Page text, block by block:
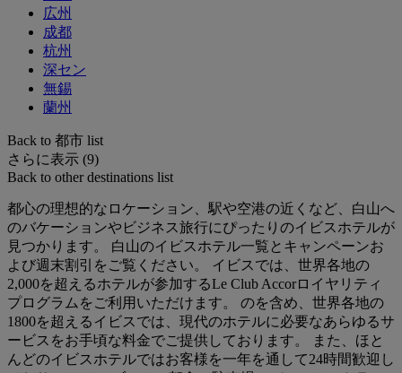
広州
成都
杭州
深セン
無錫
蘭州
Back to 都市 list
さらに表示 (9)
Back to other destinations list
都心の理想的なロケーション、駅や空港の近くなど、白山へ
のバケーションやビジネス旅行にぴったりのイビスホテルが
見つかります。 白山のイビスホテル一覧とキャンペーンお
よび週末割引をご覧ください。 イビスでは、世界各地の
2,000を超えるホテルが参加するLe Club Accorロイヤリティ
プログラムをご利用いただけます。 のを含め、世界各地の
1800を超えるイビスでは、現代のホテルに必要なあらゆるサ
ービスをお手頃な料金でご提供しております。 また、ほと
んどのイビスホテルではお客様を一年を通して24時間歓迎し